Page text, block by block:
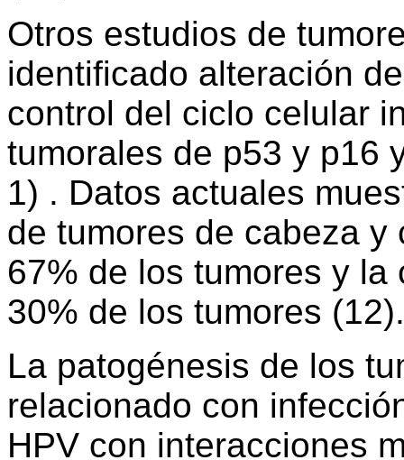
Otros estudios de
identificado alteración
control del ciclo celular
tumorales de p53 y p16
1) . Datos actuales
de tumores de cabeza
67% de los tumores y
30% de los tumores (12).
La patogénesis de los
relacionado con
HPV con interacciones